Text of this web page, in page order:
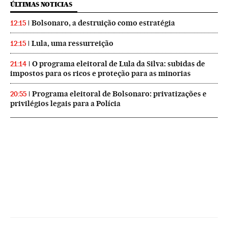
ÚLTIMAS NOTICIAS
12:15 Bolsonaro, a destruição como estratégia
12:15 Lula, uma ressurreição
21:14
O programa eleitoral de Lula da Silva: subidas de
impostos para os ricos e proteção para as minorias
20:55
Programa eleitoral de Bolsonaro: privatizações e
privilégios legais para a Polícia